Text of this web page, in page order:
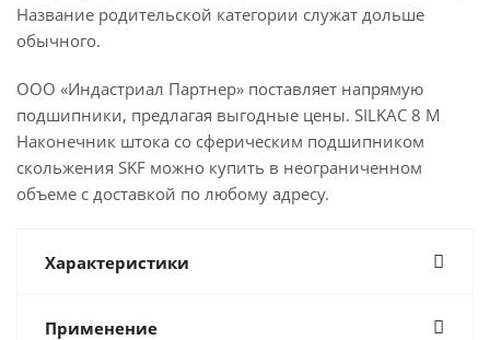
Название родительской категории служат дольше
обычного.
ООО «Индастриал Партнер» поставляет напрямую
подшипники, предлагая выгодные цены. SILKAC 8 M
Наконечник штока со сферическим подшипником
скольжения SKF можно купить в неограниченном
объеме с доставкой по любому адресу.
Характеристики
Применение